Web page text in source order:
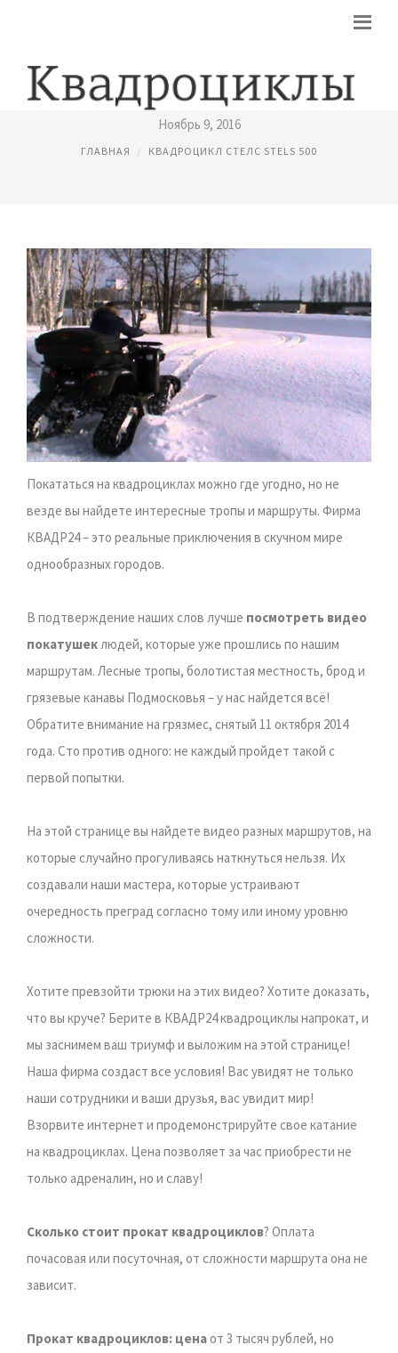
СМОТРЕТЬ ВИДЕО КВАДРОЦИКЛЫ
Ноябрь 9, 2016
ГЛАВНАЯ КВАДРОЦИКЛ СТЕЛС STELS 500
Покататься на квадроциклах можно где угодно, но не
везде вы найдете интересные тропы и маршруты. Фирма
КВАДР24 – это реальные приключения в скучном мире
однообразных городов.
В подтверждение наших слов лучше посмотреть видео
покатушеклюдей, которые уже прошлись по нашим
маршрутам. Лесные тропы, болотистая местность, брод и
грязевые канавы Подмосковья – у нас найдется всё!
Обратите внимание на грязмес, снятый 11 октября 2014
года. Сто против одного: не каждый пройдет такой с
первой попытки.
На этой странице вы найдете видео разных маршрутов, на
которые случайно прогуливаясь наткнуться нельзя. Их
создавали наши мастера, которые устраивают
очередность преград согласно тому или иному уровню
сложности.
Хотите превзойти трюки на этих видео? Хотите доказать,
что вы круче? Берите в КВАДР24 квадроциклы напрокат, и
мы заснимем ваш триумф и выложим на этой странице!
Наша фирма создаст все условия! Вас увидят не только
наши сотрудники и ваши друзья, вас увидит мир!
Взорвите интернет и продемонстрируйте свое катание
на квадроциклах. Цена позволяет за час приобрести не
только адреналин, но и славу!
Сколько стоит прокат квадроциклов? Оплата
почасовая или посуточная, от сложности маршрута она не
зависит.
Прокат квадроциклов: ценаот 3 тысяч рублей, но